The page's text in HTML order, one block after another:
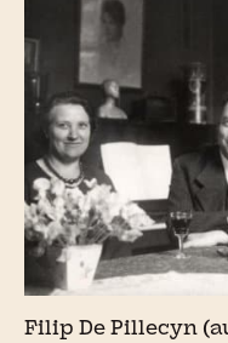
Filip De Pillecyn